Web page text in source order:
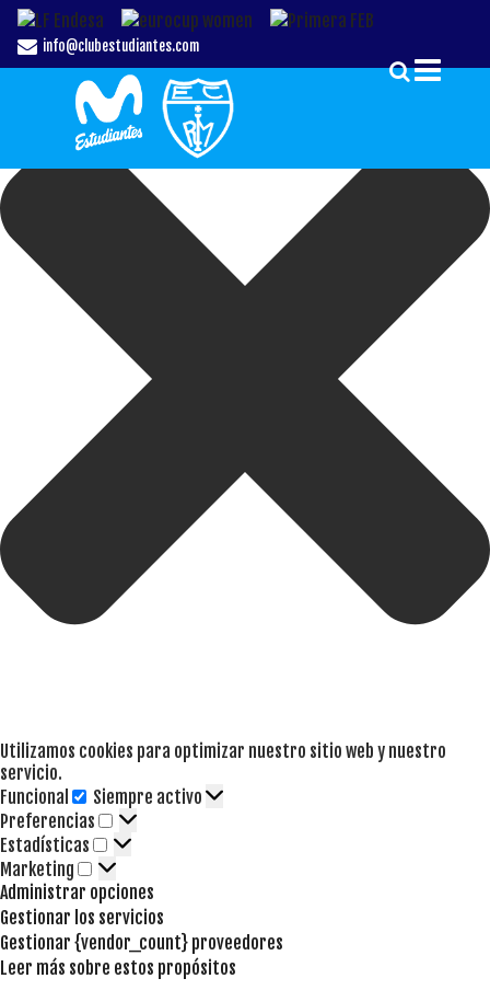
Gestionar el Consentimiento de las Cookies
Utilizamos cookies para optimizar nuestro sitio web y nuestro
servicio.
Funcional
Funcional
Siempre activo
Preferencias
Preferencias
Estadísticas Estadísticas
Marketing Marketing
Administrar opciones
Gestionar los servicios
Gestionar {vendor_count} proveedores
Leer más sobre estos propósitos
info@clubestudiantes.com